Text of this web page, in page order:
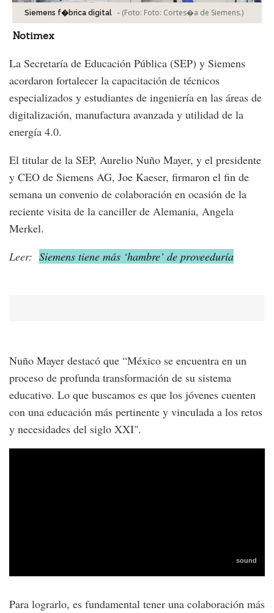
Siemens f�brica digital - (Foto: Foto: Cortes�a de Siemens.)
Notimex
La Secretaría de Educación Pública (SEP) y Siemens
acordaron fortalecer la capacitación de técnicos
especializados y estudiantes de ingeniería en las áreas de
digitalización, manufactura avanzada y utilidad de la
energía 4.0.
El titular de la SEP, Aurelio Nuño Mayer, y el presidente
y CEO de Siemens AG, Joe Kaeser, firmaron el fin de
semana un convenio de colaboración en ocasión de la
reciente visita de la canciller de Alemania, Angela
Merkel.
Leer: Siemens tiene más ‘hambre’ de proveeduría
Nuño Mayer destacó que “México se encuentra en un
proceso de profunda transformación de su sistema
educativo. Lo que buscamos es que los jóvenes cuenten
con una educación más pertinente y vinculada a los retos
y necesidades del siglo XXI".
Para lograrlo, es fundamental tener una colaboración más